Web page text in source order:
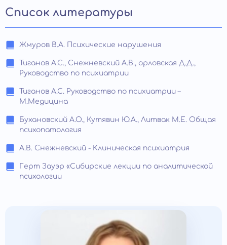
Список литературы
Жмуров В.А. Психические нарушения
Тиганов А.С., Снежневский А.В., орловская Д.Д.,
Руководство по психиатрии
Тиганов А.С. Руководство по психиатрии –
М.Медицина
Бухановский А.О., Кутявин Ю.А., Литвак М.Е. Общая
психопатология
А.В. Снежневский - Клиническая психиатрия
Герт Зауэр «Сибирские лекции по аналитической
психологии